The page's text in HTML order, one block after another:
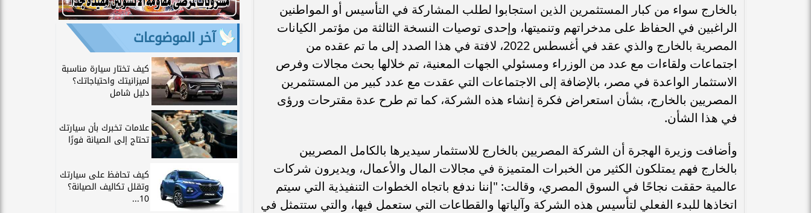
بالخارج سواء من كبار المستثمرين الذين استجابوا لطلب المشاركة في التأسيس أو المواطنين
الراغبين في الحفاظ على مدخراتهم وتنميتها، وإحدى توصيات النسخة الثالثة من مؤتمر الكيانات
المصرية بالخارج والذي عقد في أغسطس 2022، لافتة في هذا الصدد إلى ما تم عقده من
اجتماعات ولقاءات مع عدد من الوزراء ومسئولي الجهات المعنية، تم خلالها بحث مجالات وفرص
الاستثمار الواعدة في مصر، بالإضافة إلى الاجتماعات التي عقدت مع عدد كبير من المستثمرين
المصريين بالخارج، بشأن استعراض فكرة إنشاء هذه الشركة، كما تم طرح عدة مقترحات ورؤى
في هذا الشأن.
وأضافت وزيرة الهجرة أن الشركة المصريين بالخارج للاستثمار سيديرها بالكامل المصريين
بالخارج فهم يمتلكون الكثير من الخبرات المتميزة في مجالات المال والأعمال، ويديرون شركات
عالمية حققت نجاحًا في السوق المصري، وقالت: "إننا ندفع باتجاه الخطوات التنفيذية التي سيتم
اتخاذها للبدء الفعلي لتأسيس هذه الشركة وآلياتها والقطاعات التي ستعمل فيها، والتي ستتمثل في
آخر الموضوعات
كيف تختار سيارة مناسبة
لميزانيتك واحتياجاتك؟
دليل شامل
علامات تخبرك بأن سيارتك
تحتاج إلى الصيانة فورًا
كيف تحافظ على سيارتك
وتقلل تكاليف الصيانة؟
10...